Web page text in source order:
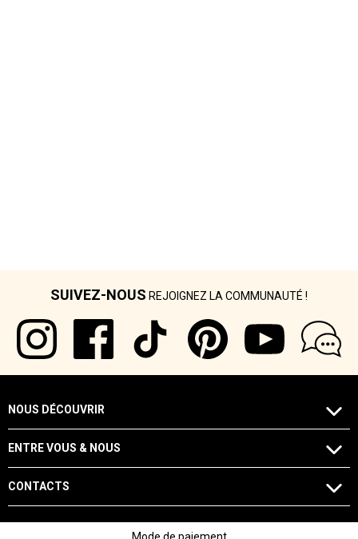
SUIVEZ-NOUS REJOIGNEZ LA COMMUNAUTÉ !
NOUS DÉCOUVRIR
ENTRE VOUS & NOUS
CONTACTS